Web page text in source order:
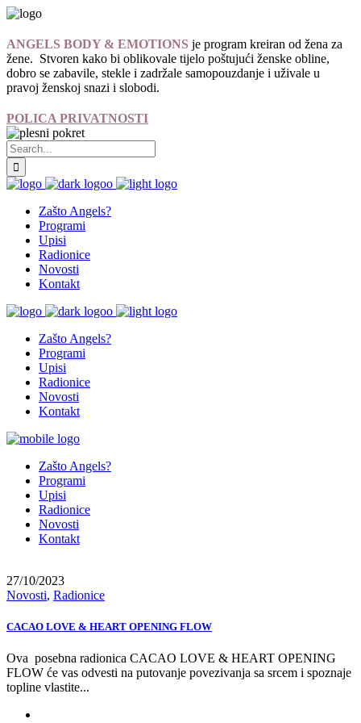
ANGELS BODY & EMOTIONS je program kreiran od žena za
žene. Stvoren kako bi oblikovale tijelo poštujući ženske obline,
dobro se zabavile, stekle i zadržale samopouzdanje i uživale u
pravoj ženskoj snazi i slobodi.
POLICA PRIVATNOSTI
Zašto Angels?
Programi
Upisi
Radionice
Novosti
Kontakt
Zašto Angels?
Programi
Upisi
Radionice
Novosti
Kontakt
Zašto Angels?
Programi
Upisi
Radionice
Novosti
Kontakt
27/10/2023
Novosti, Radionice
CACAO LOVE & HEART OPENING FLOW
Ova posebna radionica CACAO LOVE & HEART OPENING
FLOW će vas odvesti na putovanje povezivanja sa srcem i spoznaje
topline vlastite...